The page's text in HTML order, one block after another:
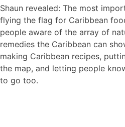
Shaun revealed: The most
flying the flag for Caribbean
people aware of the array of
remedies the Caribbean can
making Caribbean recipes,
the map, and letting people
to go too.